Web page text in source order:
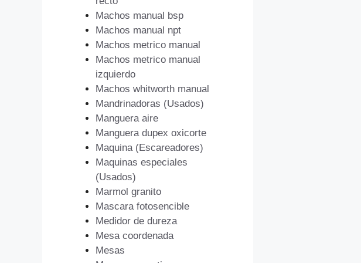
Machos manual bsp
Machos manual npt
Machos metrico manual
Machos metrico manual
izquierdo
Machos whitworth manual
Mandrinadoras (Usados)
Manguera aire
Manguera dupex oxicorte
Maquina (Escareadores)
Maquinas especiales
(Usados)
Marmol granito
Mascara fotosencible
Medidor de dureza
Mesa coordenada
Mesas